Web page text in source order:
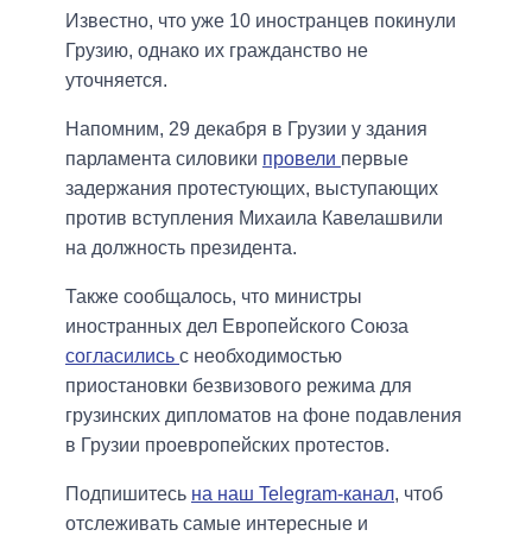
Известно, что уже 10 иностранцев покинули
Грузию, однако их гражданство не
уточняется.
Напомним, 29 декабря в Грузии у здания
парламента силовики провели первые
задержания протестующих, выступающих
против вступления Михаила Кавелашвили
на должность президента.
Также сообщалось, что министры
иностранных дел Европейского Союза
согласились с необходимостью
приостановки безвизового режима для
грузинских дипломатов на фоне подавления
в Грузии проевропейских протестов.
Подпишитесь на наш Telegram-канал, чтоб
отслеживать самые интересные и